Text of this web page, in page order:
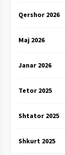
Qershor 2026
Maj 2026
Janar 2026
Tetor 2025
Shtator 2025
Shkurt 2025